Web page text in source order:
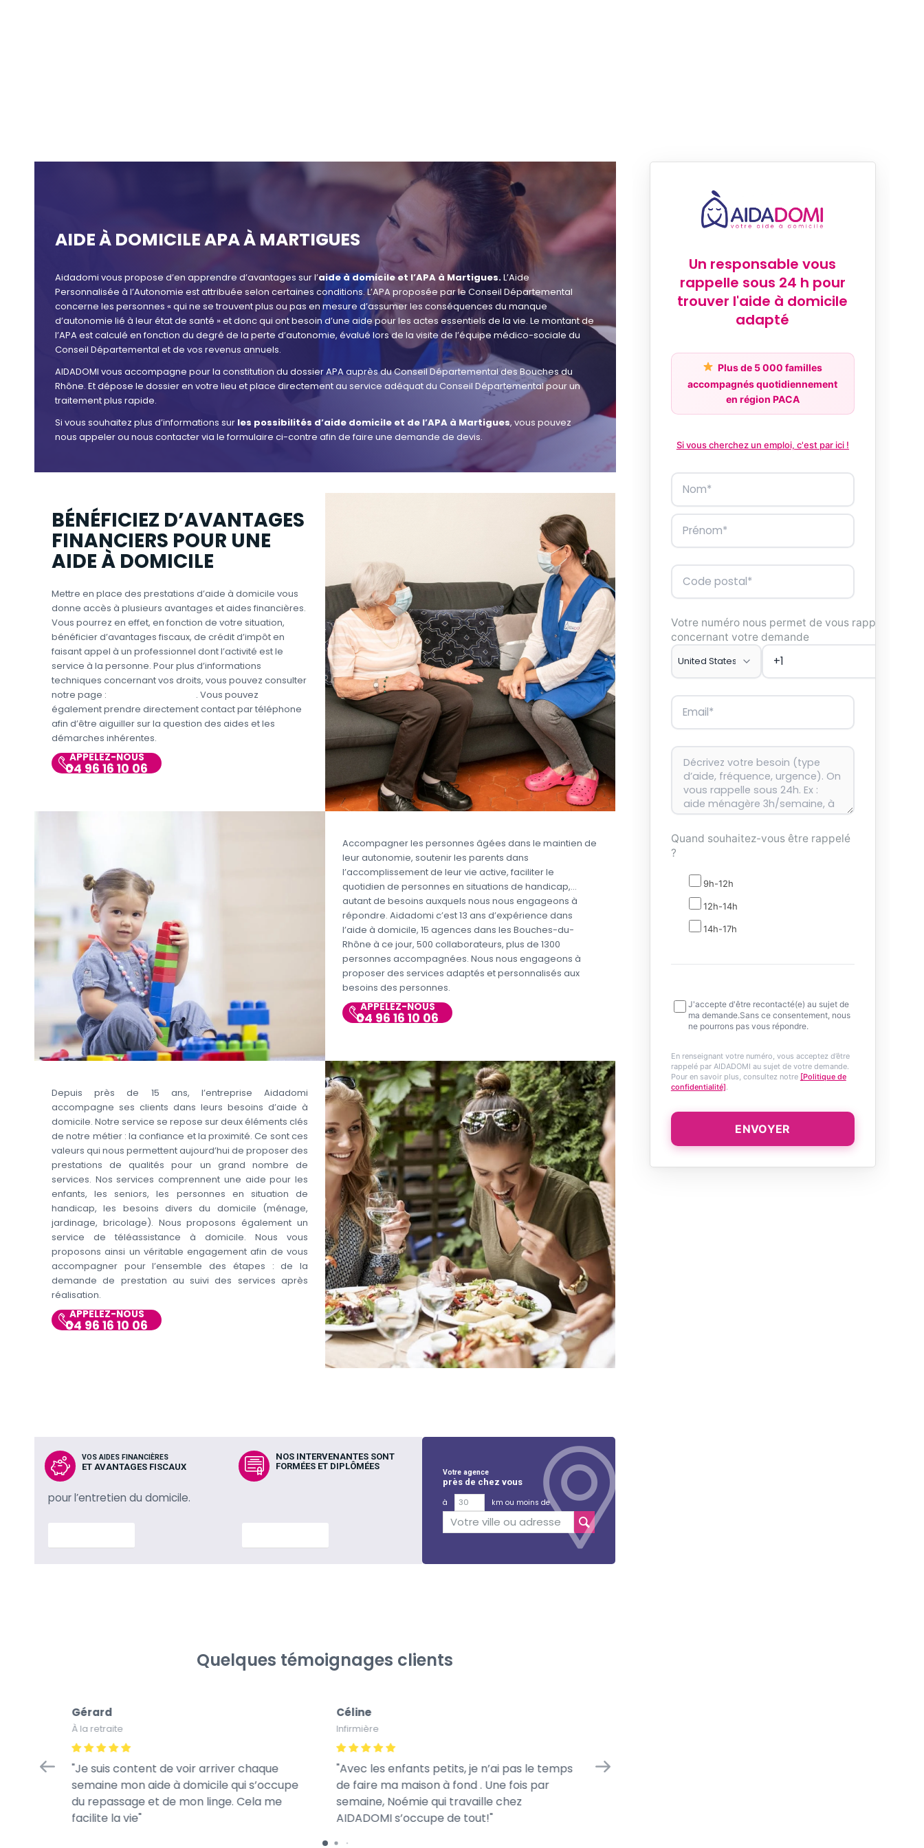
AIDE À DOMICILE APA À MARTIGUES
Aidadomi vous propose d’en apprendre d’avantages sur l’aide à domicile et l’APA à Martigues.L’Aide
Personnalisée à l’Autonomie est attribuée selon certaines conditions. L’APA proposée par le Conseil Départemental
concerne les personnes « qui ne se trouvent plus ou pas en mesure d’assumer les conséquences du manque
d’autonomie lié à leur état de santé » et donc qui ont besoin d’une aide pour les actes essentiels de la vie. Le montant de
l’APA est calculé en fonction du degré de la perte d’autonomie, évalué lors de la visite de l’équipe médico-sociale du
Conseil Départemental et de vos revenus annuels.
AIDADOMI vous accompagne pour la constitution du dossier APA auprès du Conseil Départemental des Bouches du
Rhône. Et dépose le dossier en votre lieu et place directement au service adéquat du Conseil Départemental pour un
traitement plus rapide.
Si vous souhaitez plus d’informations sur les possibilités d’aide domicile et de l’APA à Martigues, vous pouvez
nous appeler ou nous contacter via le formulaire ci-contre afin de faire une demande de devis.
BÉNÉFICIEZ D’AVANTAGES
FINANCIERS POUR UNE
AIDE À DOMICILE
Mettre en place des prestations d’aide à domicile vous
donne accès à plusieurs avantages et aides financières.
Vous pourrez en effet, en fonction de votre situation,
bénéficier d’avantages fiscaux, de crédit d’impôt en
faisant appel à un professionnel dont l’activité est le
service à la personne. Pour plus d’informations
techniques concernant vos droits, vous pouvez consulter
notre page :
. Vous pouvez
également prendre directement contact par téléphone
afin d’être aiguiller sur la question des aides et les
démarches inhérentes.
APPELEZ-NOUS
04 96 16 10 06
Accompagner les personnes âgées dans le maintien de
leur autonomie, soutenir les parents dans
l’accomplissement de leur vie active, faciliter le
quotidien de personnes en situations de handicap,…
autant de besoins auxquels nous nous engageons à
répondre. Aidadomi c’est 13 ans d’expérience dans
l’aide à domicile, 15 agences dans les Bouches-du-
Rhône à ce jour, 500 collaborateurs, plus de 1300
personnes accompagnées. Nous nous engageons à
proposer des services adaptés et personnalisés aux
besoins des personnes.
APPELEZ-NOUS
04 96 16 10 06
Depuis près de 15 ans, l’entreprise Aidadomi
accompagne ses clients dans leurs besoins d’aide à
domicile. Notre service se repose sur deux éléments clés
de notre métier : la confiance et la proximité. Ce sont ces
valeurs qui nous permettent aujourd’hui de proposer des
prestations de qualités pour un grand nombre de
services. Nos services comprennent une aide pour les
enfants, les seniors, les personnes en situation de
handicap, les besoins divers du domicile (ménage,
jardinage, bricolage). Nous proposons également un
service de téléassistance à domicile. Nous vous
proposons ainsi un véritable engagement afin de vous
accompagner pour l’ensemble des étapes : de la
demande de prestation au suivi des services après
réalisation.
APPELEZ-NOUS
04 96 16 10 06
VOS AIDES FINANCIÈRES
ET AVANTAGES FISCAUX
pour l’entretien du domicile.
NOS INTERVENANTES SONT
FORMÉES ET DIPLÔMÉES
Votre agence
près de chez vous
à
km ou moins de
Quelques témoignages clients
Gérard
À la retraite
Je suis content de voir arriver chaque
semaine mon aide à domicile qui s’occupe
du repassage et de mon linge. Cela me
facilite la vie
Céline
Infirmière
Avec les enfants petits, je n’ai pas le temps
de faire ma maison à fond . Une fois par
semaine, Noémie qui travaille chez
AIDADOMI s’occupe de tout!
Mes petits-enfants viennent passer le
Un responsable vous
rappelle sous 24 h pour
trouver l'aide à domicile
adapté
Plus de 5 000 familles
accompagnés quotidiennement
en région PACA
Si vous cherchez un emploi, c'est par ici !
Votre numéro nous permet de vous rappeler
concernant votre demande
Quand souhaitez-vous être rappelé
?
9h-12h
12h-14h
14h-17h
J'accepte d'être recontacté(e) au sujet de
ma demande.Sans ce consentement, nous
ne pourrons pas vous répondre.
En renseignant votre numéro, vous acceptez d’être
rappelé par AIDADOMI au sujet de votre demande.
Pour en savoir plus, consultez notre [Politique de
confidentialité]